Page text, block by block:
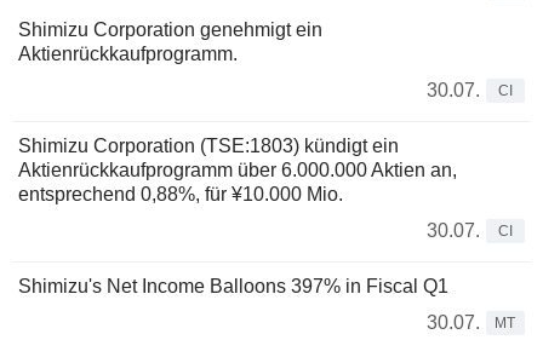
Shimizu Corporation genehmigt ein
Aktienrückkaufprogramm.
30.07.
CI
Shimizu Corporation (TSE:1803) kündigt ein
Aktienrückkaufprogramm über 6.000.000 Aktien an,
entsprechend 0,88%, für ¥10.000 Mio.
30.07.
CI
Shimizu's Net Income Balloons 397% in Fiscal Q1
30.07.
MT